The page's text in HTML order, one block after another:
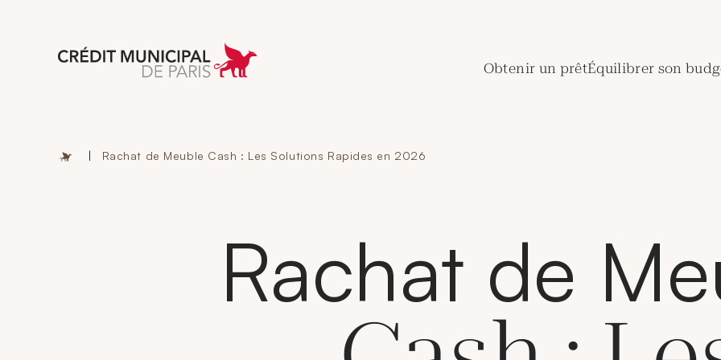
Aller à l'accueil de Crédit Municipal de Paris
Obtenir un prêtÉquilibrer son
| Rachat de Meuble Cash : Les Solutions Rapides en 2026
Rachat de